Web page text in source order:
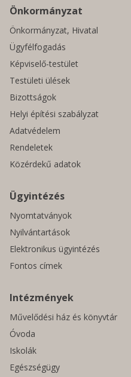
Önkormányzat
Önkormányzat, Hivatal
Ügyfélfogadás
Képviselő-testület
Testületi ülések
Bizottságok
Helyi építési szabályzat
Adatvédelem
Rendeletek
Közérdekű adatok
Ügyintézés
Nyomtatványok
Nyilvántartások
Elektronikus ügyintézés
Fontos címek
Intézmények
Művelődési ház és könyvtár
Óvoda
Iskolák
Egészségügy